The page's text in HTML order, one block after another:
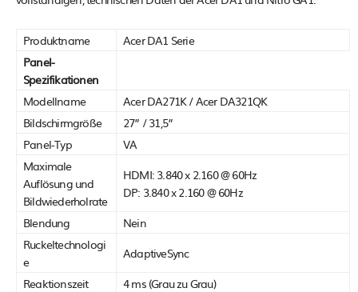
Produktname
Acer DA1 Serie
Panel-
Spezifikationen
Modellname
Acer DA271K / Acer DA321QK
Bildschirmgröße
27” / 31,5”
Panel-Typ
VA
Maximale
Auflösung und
Bildwiederholrate
HDMI: 3.840 x 2.160 @ 60Hz
DP: 3.840 x 2.160 @ 60Hz
Blendung
Nein
Ruckeltechnologi
e
AdaptiveSync
Reaktionszeit
4 ms (Grau zu Grau)